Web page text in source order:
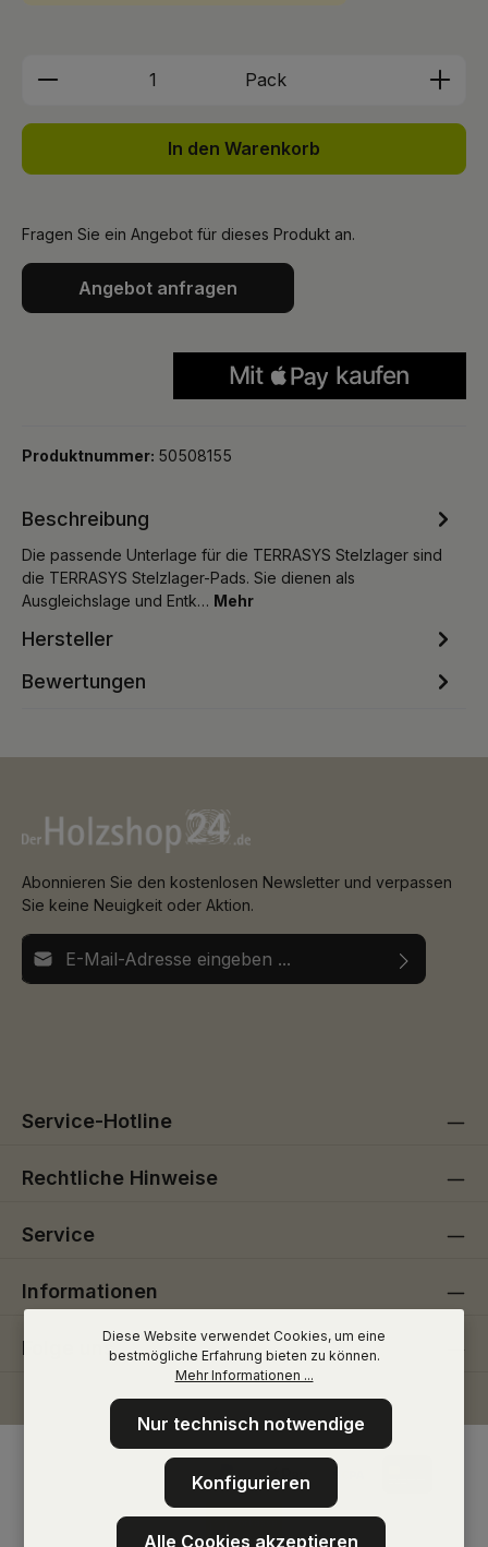
Produkt Anzahl: Gib den
Pack
In den Warenkorb
Fragen Sie ein Angebot für dieses Produkt an.
Angebot anfragen
Produktnummer: 50508155
Beschreibung
Die passende Unterlage für die TERRASYS Stelzlager sind
die TERRASYS Stelzlager-Pads. Sie dienen als
Ausgleichslage und Entk… Mehr
Hersteller
Bewertungen
Abonnieren Sie den kostenlosen Newsletter und verpassen
Sie keine Neuigkeit oder Aktion.
E-Mail-Adresse*
Service-Hotline
Rechtliche Hinweise
Service
Informationen
Folge uns
Diese Website verwendet Cookies, um eine
bestmögliche Erfahrung bieten zu können.
Mehr Informationen ...
Nur technisch notwendige
Konfigurieren
Alle Cookies akzeptieren